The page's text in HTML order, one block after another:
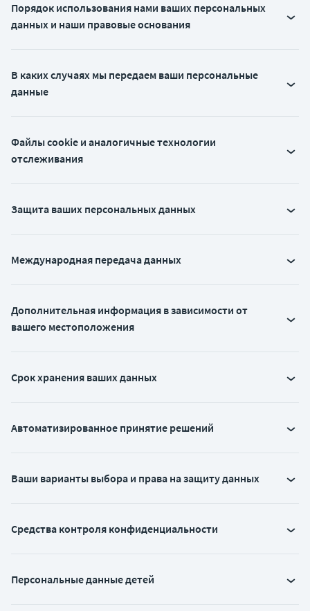
Порядок использования нами ваших персональных
данных и наши правовые основания
В каких случаях мы передаем ваши персональные
данные
Файлы cookie и аналогичные технологии
отслеживания
Защита ваших персональных данных
Международная передача данных
Дополнительная информация в зависимости от
вашего местоположения
Срок хранения ваших данных
Автоматизированное принятие решений
Ваши варианты выбора и права на защиту данных
Средства контроля конфиденциальности
Персональные данные детей